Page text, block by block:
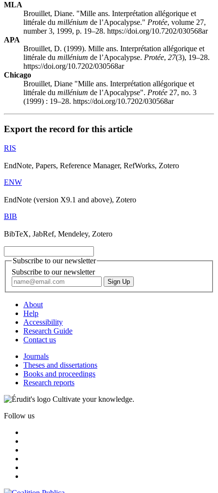
MLA
Brouillet, Diane. "Mille ans. Interprétation allégorique et
littérale du millénium de l’Apocalypse." Protée, volume 27,
number 3, 1999, p. 19–28. https://doi.org/10.7202/030568ar
APA
Brouillet, D. (1999). Mille ans. Interprétation allégorique et
littérale du millénium de l’Apocalypse. Protée, 27(3), 19–28.
https://doi.org/10.7202/030568ar
Chicago
Brouillet, Diane "Mille ans. Interprétation allégorique et
littérale du millénium de l’Apocalypse". Protée 27, no. 3
(1999) : 19–28. https://doi.org/10.7202/030568ar
Export the record for this article
RIS
EndNote, Papers, Reference Manager, RefWorks, Zotero
ENW
EndNote (version X9.1 and above), Zotero
BIB
BibTeX, JabRef, Mendeley, Zotero
Subscribe to our newsletter
Subscribe to our newsletter
About
Help
Accessibility
Research Guide
Contact us
Journals
Theses and dissertations
Books and proceedings
Research reports
Cultivate your knowledge.
Follow us